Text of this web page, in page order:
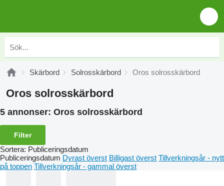
Skärbord Solrosskärbord Oros solrosskärbord
Oros solrosskärbord
5 annonser: Oros solrosskärbord
Filter
Sortera: Publiceringsdatum
Publiceringsdatum Dyrast överst Billigast överst Tillverkningsår - nytt
på toppen Tillverkningsår - gammal överst